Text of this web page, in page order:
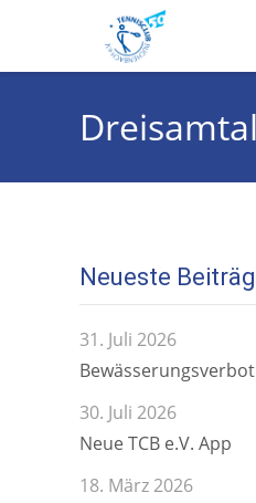
Neueste
31. Juli 2026
Bewässerungsverbot
30. Juli 2026
Neue TCB e.V. App
18. März 2026